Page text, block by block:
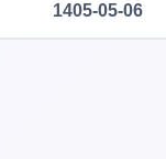
1405-05-06